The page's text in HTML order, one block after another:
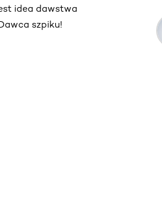
idea dawstwa
szpiku!